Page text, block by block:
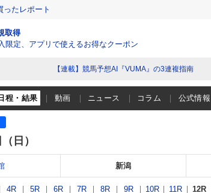
たレポート
取得
限定、アプリで使えるお得なクーポン
【連載】競馬予想AI『VUMA』の3連複指南
程・結果 動画 ニュース コラム 公式情報
日）
新潟
4R 5R 6R 7R 8R 9R 10R 11R 12R